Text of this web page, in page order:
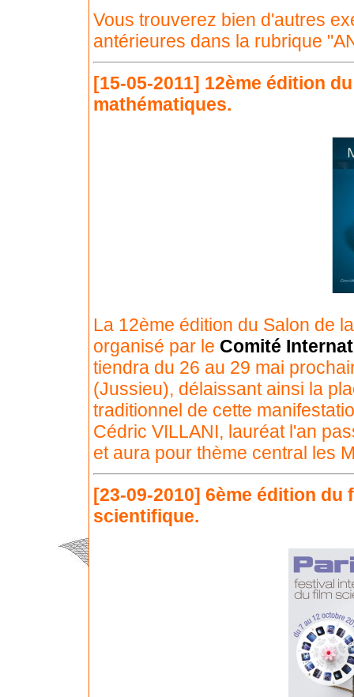
Vous trouverez bien d'autres
antérieures dans la rubrique
[15-05-2011] 12ème édition
mathématiques.
La 12ème édition du Salon de
organisé par le Comité
tiendra du 26 au 29 mai
(Jussieu), délaissant ainsi la
traditionnel de cette
Cédric VILLANI, lauréat l'an
et aura pour thème central les
[23-09-2010] 6ème édition du
scientifique.